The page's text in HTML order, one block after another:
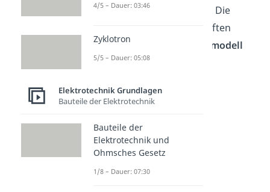
verschiedenen Strukturen. Die
Grundlegenden Eigenschaften
werden durch das
Bändermodell
beschrieben.
4/5 – Dauer: 03:46
Zyklotron
5/5 – Dauer: 05:08
Elektrotechnik Grundlagen
Bauteile der Elektrotechnik
Bauteile der
Elektrotechnik und
Ohmsches Gesetz
1/8 – Dauer: 07:30